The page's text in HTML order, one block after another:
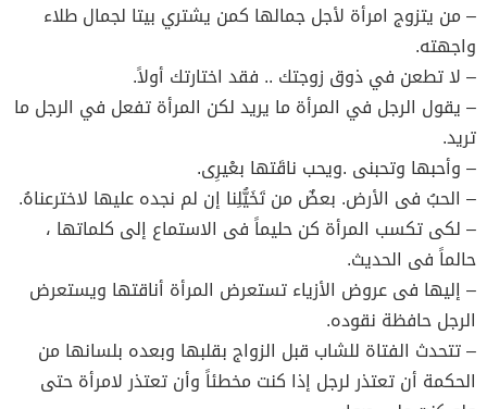
– من يتزوج امرأة لأجل جمالها كمن يشتري بيتا لجمال طلاء
واجهته.
– لا تطعن في ذوق زوجتك .. فقد اختارتك أولاً.
– يقول الرجل في المرأة ما يريد لكن المرأة تفعل في الرجل ما
تريد.
– وأحبها وتحبنى .ويحب ناقَتها بعْيرِى.
– الحبُ فى الأرض. بعضٌ من تَخَيُّلِنا إن لم نجده عليها لاخترعناهُ.
– لكى تكسب المرأة كن حليماً فى الاستماع إلى كلماتها ،
حالماً فى الحديث.
– إليها فى عروض الأزياء تستعرض المرأة أناقتها ويستعرض
الرجل حافظة نقوده.
– تتحدث الفتاة للشاب قبل الزواج بقلبها وبعده بلسانها من
الحكمة أن تعتذر لرجل إذا كنت مخطئاً وأن تعتذر لامرأة حتى